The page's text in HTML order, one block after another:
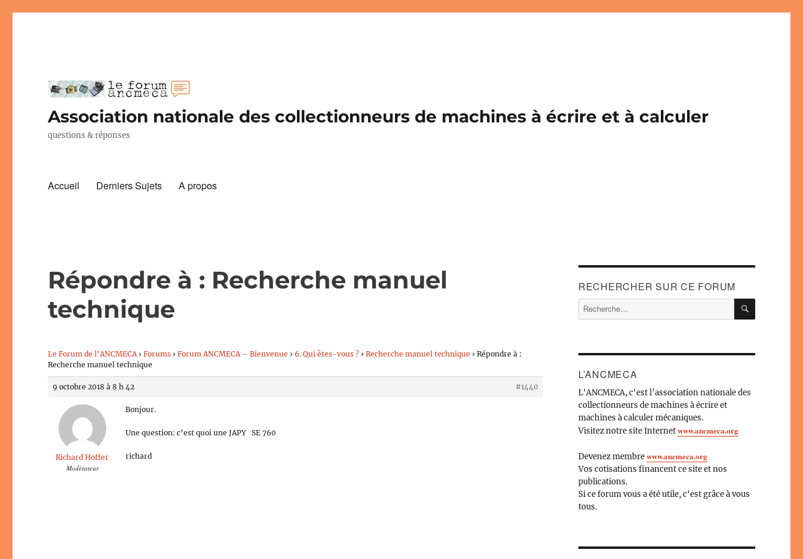
Association nationale des collectionneurs de machines à écrire et à calculer
questions & réponses
Accueil Derniers Sujets A propos
Répondre à : Recherche manuel
technique
Le Forum de l’ANCMECA › Forums › Forum ANCMECA – Bienvenue › 6. Qui êtes-vous ? › Recherche manuel technique › Répondre à :
Recherche manuel technique
9 octobre 2018 à 8 h 42 #1440
Richard Hoffer
Modérateur
Bonjour.
Une question: c’est quoi une JAPY SE 760
richard
RECHERCHER SUR CE FORUM
Recherche
pour :
L’ANCMECA
L'ANCMECA, c'est l’association nationale des
collectionneurs de machines à écrire et
machines à calculer mécaniques.
Visitez notre site Internetwww.ancmeca.org
Devenez membrewww.ancmeca.org
Vos cotisations financent ce site et nos
publications.
Si ce forum vous a été utile, c'est grâce à vous
tous.